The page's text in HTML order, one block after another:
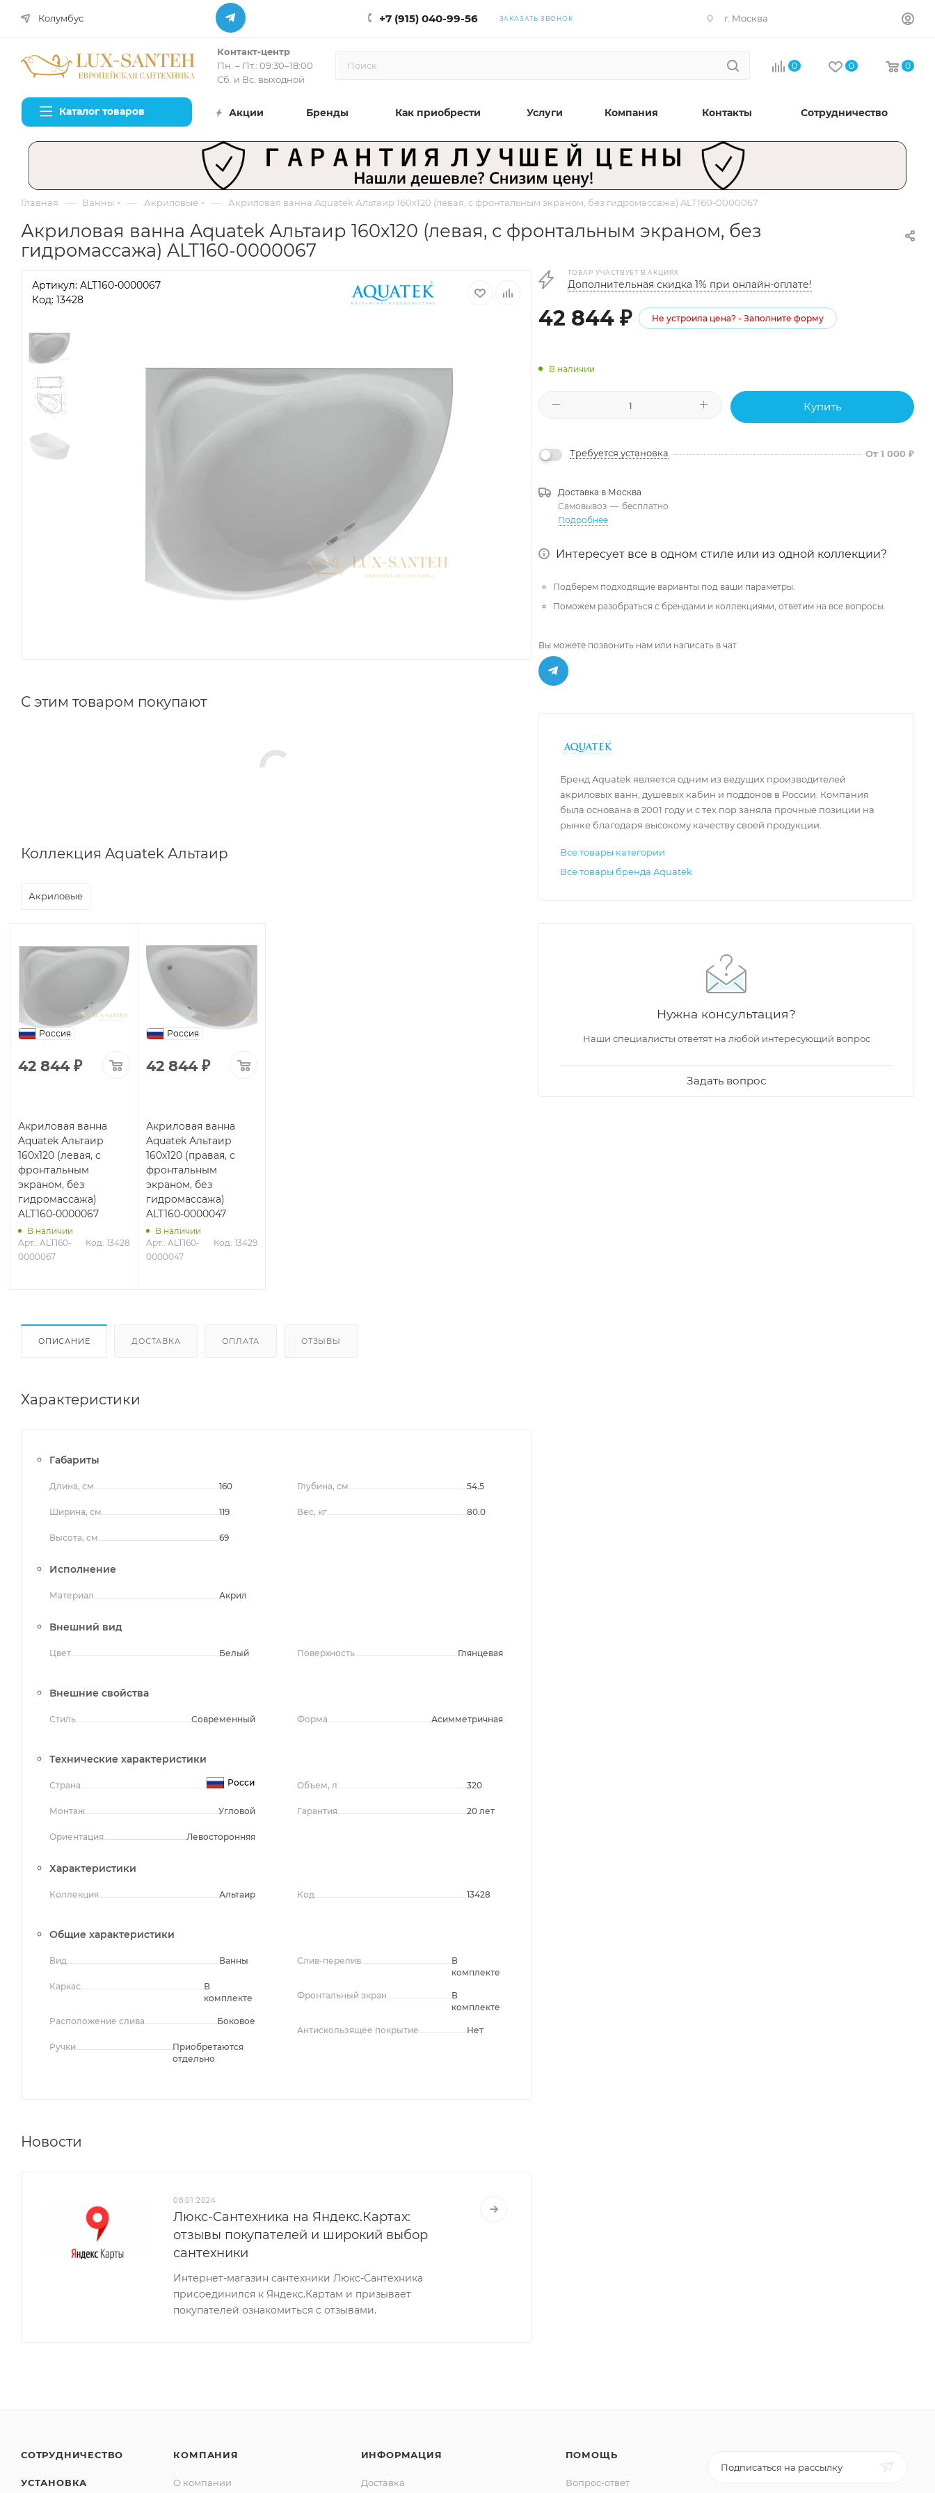
Колумбус +7 (915) 040-99-56 ЗАКАЗАТЬ ЗВОНОК г. Москва
Контакт-центр
Пн. – Пт.: 09:30–18:00
Сб. и Вс. выходной
0 0 0
Каталог товаров Акции Бренды Как приобрести Услуги Компания Контакты Сотрудничество
Главная — Ванны — Акриловые — Акриловая ванна Aquatek Альтаир 160х120 (левая, с фронтальным экраном, без гидромассажа) ALT160-0000067
Акриловая ванна Aquatek Альтаир 160х120 (левая, с фронтальным экраном, без
гидромассажа) ALT160-0000067
Артикул: ALT160-0000067
Код: 13428
С этим товаром покупают
Коллекция Aquatek Альтаир
Акриловые
Россия
42 844₽
Акриловая ванна
Aquatek Альтаир
160х120 (левая, с
фронтальным
экраном, без
гидромассажа)
ALT160-0000067
В наличии
Арт.: ALT160-
0000067
Код: 13428
Россия
42 844₽
Акриловая ванна
Aquatek Альтаир
160х120 (правая, с
фронтальным
экраном, без
гидромассажа)
ALT160-0000047
В наличии
Арт.: ALT160-
0000047
Код: 13429
ОПИСАНИЕ ДОСТАВКА ОПЛАТА ОТЗЫВЫ
Характеристики
Габариты
Длина, см 160
Ширина, см 119
Высота, см 69
Глубина, см 54.5
Вес, кг 80.0
Исполнение
Материал Акрил
Внешний вид
Цвет Белый Поверхность Глянцевая
Внешние свойства
Стиль Современный Форма Асимметричная
Технические характеристики
Страна Россия
Монтаж Угловой
Ориентация Левосторонняя
Объем, л 320
Гарантия 20 лет
Характеристики
Коллекция Альтаир Код 13428
Общие характеристики
Вид Ванны
Каркас
В
комплекте
Расположение слива Боковое
Ручки
Приобретаются
отдельно
Слив-перелив
В
комплекте
Фронтальный экран
В
комплекте
Антискользящее покрытие Нет
Новости
08.01.2024
Люкс-Сантехника на Яндекс.Картах:
отзывы покупателей и широкий выбор
сантехники
Интернет-магазин сантехники Люкс-Сантехника
присоединился к Яндекс.Картам и призывает
покупателей ознакомиться с отзывами.
ТОВАР УЧАСТВУЕТ В АКЦИЯХ
Дополнительная скидка 1% при онлайн-оплате!
42 844 ₽ Не устроила цена? - Заполните форму
В наличии
Купить
Требуется установка От 1 000 ₽
Доставка в Москва
Самовывоз — бесплатно
Подробнее
Интересует все в одном стиле или из одной коллекции?
Подберем подходящие варианты под ваши параметры.
Поможем разобраться с брендами и коллекциями, ответим на все вопросы.
Вы можете позвонить нам или написать в чат
Бренд Aquatek является одним из ведущих производителей
акриловых ванн, душевых кабин и поддонов в России. Компания
была основана в 2001 году и с тех пор заняла прочные позиции на
рынке благодаря высокому качеству своей продукции.
Все товары категории
Все товары бренда Aquatek
Нужна консультация?
Наши специалисты ответят на любой интересующий вопрос
Задать вопрос
СОТРУДНИЧЕСТВО
УСТАНОВКА
КОМПАНИЯ
О компании
ИНФОРМАЦИЯ
Доставка
ПОМОЩЬ
Вопрос-ответ
Подписаться на рассылку